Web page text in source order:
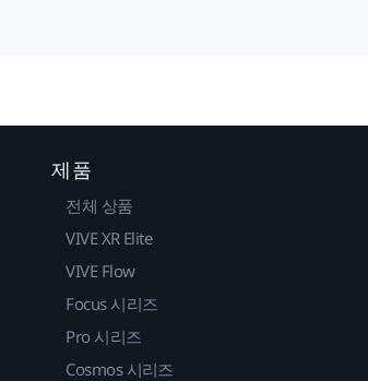
제품
전체 상품
VIVE XR Elite
VIVE Flow
Focus 시리즈
Pro 시리즈
Cosmos 시리즈